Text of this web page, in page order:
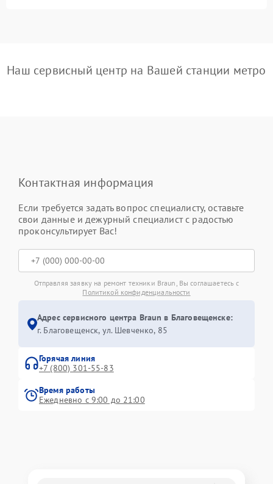
Наш сервисный центр на Вашей станции метро
Контактная информация
Если требуется задать вопрос специалисту, оставьте
свои данные и дежурный специалист с радостью
проконсультирует Вас!
Отправляя заявку на ремонт техники Braun, Вы соглашаетесь с
Политикой конфиденциальности
Адрес сервисного центра Braun в Благовещенске:
г. Благовещенск, ул. Шевченко, 85
Горячая линия
+7 (800) 301-55-83
Время работы
Ежедневно с 9:00 до 21:00